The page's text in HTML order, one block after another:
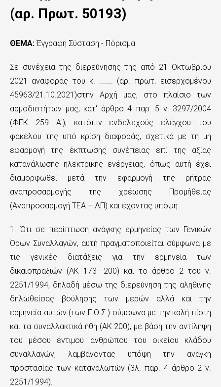
(αρ. Πρωτ. 50193)
ΘΕΜΑ:Έγγραφη Σύσταση - Πόρισμα
Σε συνέχεια της διερεύνησης της από 21 Οκτωβρίου
2021 αναφοράς του κ. ....... (αρ. πρωτ. εισερχομένου
45963/21.10.2021)στην Αρχή μας, στο πλαίσιο των
αρμοδιοτήτων μας, κατ' άρθρο 4 παρ. 5 ν. 3297/2004
(ΦΕΚ 259 Α'), κατόπιν ενδελεχούς ελέγχου του
φακέλου της υπό κρίση διαφοράς, σχετικά με τη μη
εφαρμογή της έκπτωσης συνέπειας επί της αξίας
κατανάλωσης ηλεκτρικής ενέργειας, όπως αυτή έχει
διαμορφωθεί μετά την εφαρμογή της ρήτρας
αναπροσαρμογής της χρέωσης Προμήθειας
(Αναπροσαρμογή ΤΕΑ – ΛΠ) και έχοντας υπόψη:
1. Ότι σε περίπτωση ανάγκης ερμηνείας των Γενικών
Όρων Συναλλαγών, αυτή πραγματοποιείται σύμφωνα με
τις γενικές διατάξεις για την ερμηνεία των
δικαιοπραξιών (ΑΚ 173- 200) και το άρθρο 2 του ν.
2251/1994, δηλαδή μέσω της διερεύνηση της αληθινής
δηλωθείσας βούλησης των μερών αλλά και την
ερμηνεία αυτών (των Γ.Ο.Σ.) σύμφωνα με την καλή πίστη
και τα συναλλακτικά ήθη (ΑΚ 200), με βάση την αντίληψη
του μέσου έντιμου ανθρώπου του οικείου κλάδου
συναλλαγών, λαμβάνοντας υπόψη την ανάγκη
προστασίας των καταναλωτών (βλ. παρ. 4 άρθρο 2 ν.
2251/1994).